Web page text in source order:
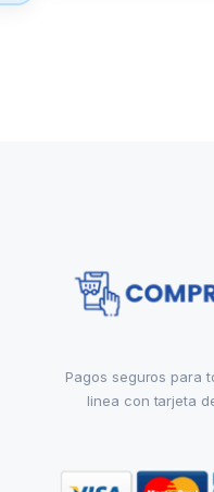
Pagos seguros para
linea con tarjeta